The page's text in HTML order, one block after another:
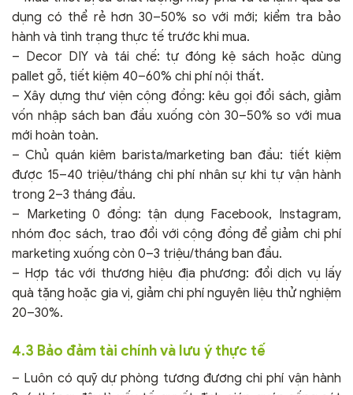
dụng có thể rẻ hơn 30–50% so với mới; kiểm tra bảo
hành và tình trạng thực tế trước khi mua.
– Decor DIY và tái chế: tự đóng kệ sách hoặc dùng
pallet gỗ, tiết kiệm 40–60% chi phí nội thất.
– Xây dựng thư viện cộng đồng: kêu gọi đổi sách, giảm
vốn nhập sách ban đầu xuống còn 30–50% so với mua
mới hoàn toàn.
– Chủ quán kiêm barista/marketing ban đầu: tiết kiệm
được 15–40 triệu/tháng chi phí nhân sự khi tự vận hành
trong 2–3 tháng đầu.
– Marketing 0 đồng: tận dụng Facebook, Instagram,
nhóm đọc sách, trao đổi với cộng đồng để giảm chi phí
marketing xuống còn 0–3 triệu/tháng ban đầu.
– Hợp tác với thương hiệu địa phương: đổi dịch vụ lấy
quà tặng hoặc gia vị, giảm chi phí nguyên liệu thử nghiệm
20–30%.
4.3 Bảo đảm tài chính và lưu ý thực tế
– Luôn có quỹ dự phòng tương đương chi phí vận hành